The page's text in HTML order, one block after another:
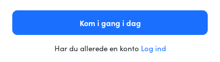
Kom i gang i dag
Har du allerede en konto Log ind